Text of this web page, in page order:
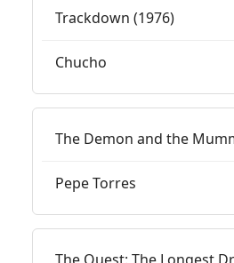
Trackdown (1976)
Chucho
The Demon and the
Pepe Torres